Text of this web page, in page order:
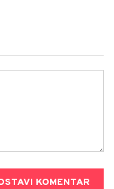
KOMENTAR